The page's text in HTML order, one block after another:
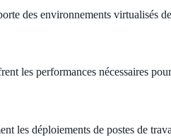
des environnements
performances nécessaires
les déploiements de postes de